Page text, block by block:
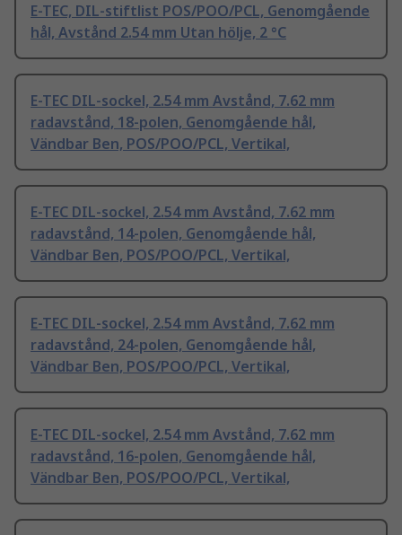
E-TEC, DIL-stiftlist POS/POO/PCL, Genomgående
hål, Avstånd 2.54 mm Utan hölje, 2 °C
E-TEC DIL-sockel, 2.54 mm Avstånd, 7.62 mm
radavstånd, 18-polen, Genomgående hål,
Vändbar Ben, POS/POO/PCL, Vertikal,
E-TEC DIL-sockel, 2.54 mm Avstånd, 7.62 mm
radavstånd, 14-polen, Genomgående hål,
Vändbar Ben, POS/POO/PCL, Vertikal,
E-TEC DIL-sockel, 2.54 mm Avstånd, 7.62 mm
radavstånd, 24-polen, Genomgående hål,
Vändbar Ben, POS/POO/PCL, Vertikal,
E-TEC DIL-sockel, 2.54 mm Avstånd, 7.62 mm
radavstånd, 16-polen, Genomgående hål,
Vändbar Ben, POS/POO/PCL, Vertikal,